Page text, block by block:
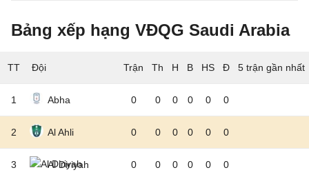
Bảng xếp hạng VĐQG Saudi Arabia
TT Đội 5 trận gần nhất
1 Abha 0 0 0 0 0 0
2 Al Ahli 0 0 0 0 0 0
3 Al Diriyah 0 0 0 0 0 0